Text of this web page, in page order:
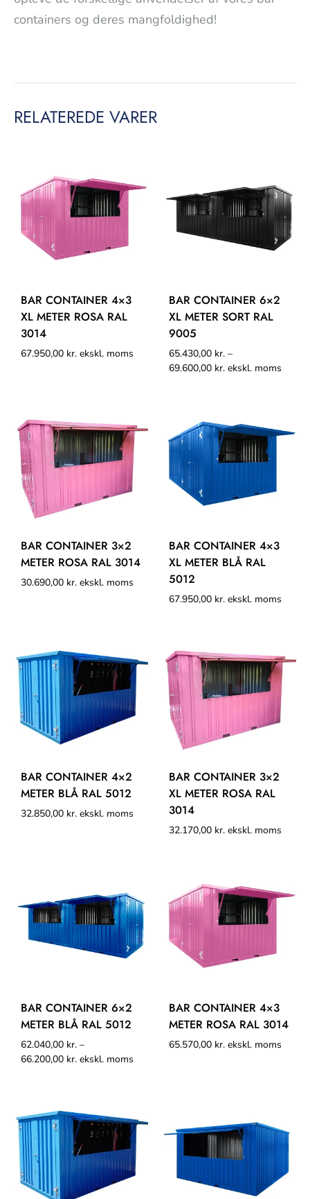
containers og deres mangfoldighed!
RELATEREDE VARER
BAR CONTAINER 4×3
XL METER ROSA RAL
3014
67.950,00 kr. ekskl. moms
BAR CONTAINER 6×2
XL METER SORT RAL
9005
65.430,00 kr. –
69.600,00 kr. ekskl. moms
BAR CONTAINER 3×2
METER ROSA RAL 3014
30.690,00 kr. ekskl. moms
BAR CONTAINER 4×3
XL METER BLÅ RAL
5012
67.950,00 kr. ekskl. moms
BAR CONTAINER 4×2
METER BLÅ RAL 5012
32.850,00 kr. ekskl. moms
BAR CONTAINER 3×2
XL METER ROSA RAL
3014
32.170,00 kr. ekskl. moms
BAR CONTAINER 6×2
METER BLÅ RAL 5012
62.040,00 kr. –
66.200,00 kr. ekskl. moms
BAR CONTAINER 4×3
METER ROSA RAL 3014
65.570,00 kr. ekskl. moms